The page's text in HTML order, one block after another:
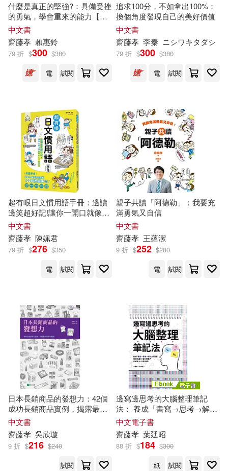
什麼是真正的堅強?：具備受挫
的勇氣，學會重來的能力【全
民教育學者
育」系列vol.1】
中文書
齋藤孝 賴惠鈴
79 折 $300 $380
電
試閱
追求100分，不如拿出100%：
換個角度發現自己的美好價值
中文書
齋藤孝 李秦 ニシワキタダシ
79 折 $300 $380
電
試閱
超有哏日文慣用語手冊：邊讀
邊笑超好記!讓你一開口就像日
本人一樣道地
中文書
齋藤孝 陳姵君
79 折 $276 $350
電
試閱
親子共讀「阿德勒」：我要充
滿勇氣又自信
中文書
齋藤孝 王蘊潔
9 折 $252 $280
電
試閱
日本長銷商品的發想力：42個
成功長銷商品實例，揭露最強
商品企劃力!
中文書
齋藤孝 吳欣璇
9 折 $216 $240
試閱
邊寫邊思考的大腦整理筆記
法： 養成「書寫→思考→解
決」的習慣，增加生產力，強
化學習力，紓解壓力，心智升
級! (電子書)
中文電子書
齋藤孝 葉廷昭
88 折 $184 $300
紙
試閱